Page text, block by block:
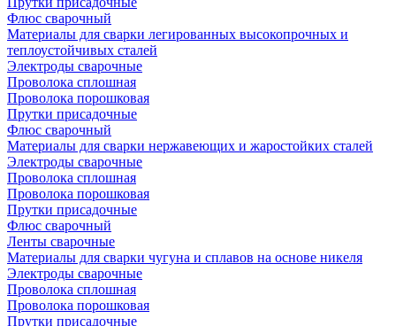
Флюс сварочный
Материалы для сварки легированных высокопрочных и
теплоустойчивых сталей
Электроды сварочные
Проволока сплошная
Проволока порошковая
Прутки присадочные
Флюс сварочный
Материалы для сварки нержавеющих и жаростойких сталей
Электроды сварочные
Проволока сплошная
Проволока порошковая
Прутки присадочные
Флюс сварочный
Ленты сварочные
Материалы для сварки чугуна и сплавов на основе никеля
Электроды сварочные
Проволока сплошная
Проволока порошковая
Прутки присадочные